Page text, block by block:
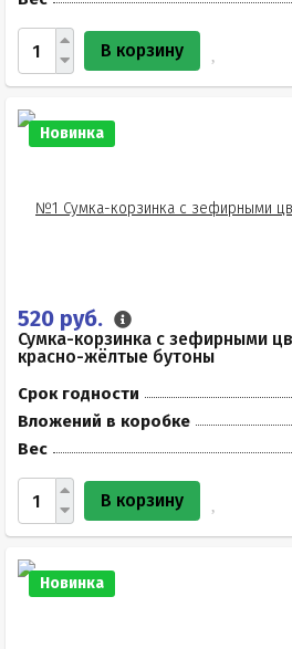
В корзину
Новинка
520 руб.
Сумка-корзинка с зефирными
красно-жёлтые бутоны
Срок годности
Вложений в коробке
Вес
В корзину
Новинка